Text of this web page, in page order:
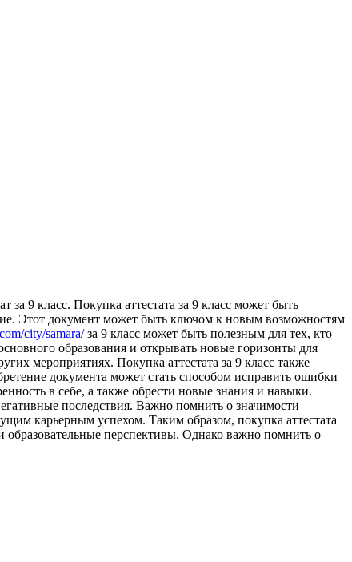
зa 9 клaсс. Покупка аттестата за 9 класс может быть
Этот документ может быть ключом к новым возможностям
city/samara/за 9 класс может быть полезным для тех, кто
образования и открывать новые горизонты для
мероприятиях. Покупка аттестата за 9 класс также
документа может стать способом исправить ошибки
в себе, а также обрести новые знания и навыки.
последствия. Важно помнить о значимости
карьерным успехом. Таким образом, покупка аттестата
образовательные перспективы. Однако важно помнить о